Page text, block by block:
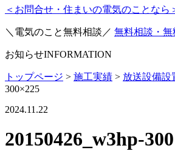
＜お問合せ・住まいの電気のことなら
＼電気のこと無料相談／ 無料相談・無
お知らせINFORMATION
トップページ > 施工実績 > 放送設備設
300×225
2024.11.22
20150426_w3hp-